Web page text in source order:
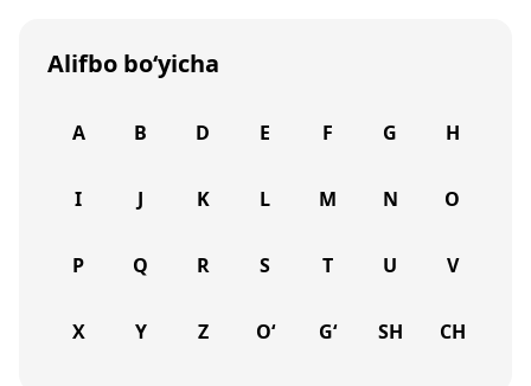
Alifbo bo‘yicha
A B D E F G H
I J K L M N O
P Q R S T U V
X Y Z O‘ G‘ SH CH